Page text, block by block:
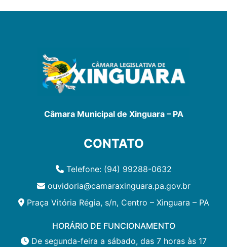
Câmara Municipal de Xinguara – PA
CONTATO
Telefone: (94) 99288-0632
ouvidoria@camaraxinguara.pa.gov.br
Praça Vitória Régia, s/n, Centro – Xinguara – PA
HORÁRIO DE FUNCIONAMENTO
De segunda-feira a sábado, das 7 horas às 17